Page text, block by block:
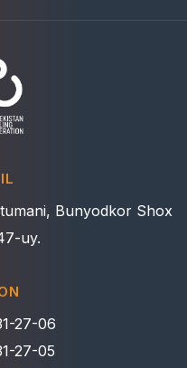
Bunyodkor Shox
uy.
27-06
27-05